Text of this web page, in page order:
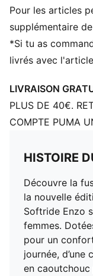
Niveau de
Zones de traction
Détails brandés
Pour les articles
supplémentaire
*Si tu as
livrés avec
LIVRAISON
PLUS DE 40€.
COMPTE PUMA
HISTOIRE
Découvre la
la nouvelle
Softride Enzo
femmes.
pour un
journée, d’une
en caoutchouc